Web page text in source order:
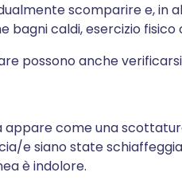
scomparire e, in
bagni caldi, esercizio fisico
possono anche
come una
e siano state
è indolore.